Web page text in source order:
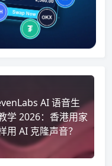
AI 语音生
学 2026：香港用家
用 AI 克隆声音？